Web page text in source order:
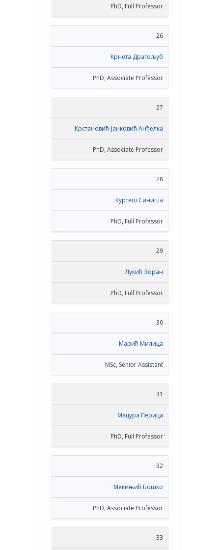
PhD, Full Professor
26
Крнета Драгољуб
PhD, Associate Professor
27
Крстановић-Јанковић Анђелка
PhD, Associate Professor
28
Куртеш Синиша
PhD, Full Professor
29
Лукић Зоран
PhD, Full Professor
30
Марић Милица
MSc, Senior Assistant
31
Мацура Перица
PhD, Full Professor
32
Мекињић Бошко
PhD, Associate Professor
33